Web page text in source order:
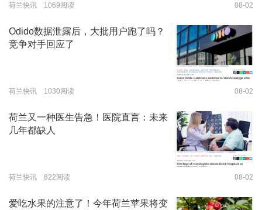
荷兰快讯 1069阅读 08-02
Odido数据泄露后，大批用户跑了吗？
竞争对手回应了
荷兰快讯 1030阅读 08-02
荷兰又一种医生告急！医院直言：未来
几年都缺人
荷兰快讯 822阅读 08-02
爱吃水果的注意了！今年荷兰苹果将变